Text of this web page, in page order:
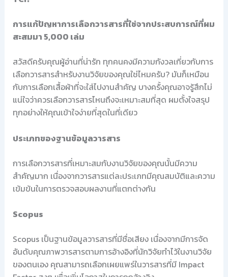
การแก้ปัญหาการเลือกวารสารที่ใช่จากประสบการณ์ที่ผม
สะสมมา 5,000 เล่ม
สวัสดีครับคุณผู้อ่านที่น่ารัก ทุกคนคงมีความกังวลเกี่ยวกับการ
เลือกวารสารสำหรับงานวิจัยของคุณใช่ไหมครับ? มันก็เหมือน
กับการเลือกเสื้อผ้าที่จะใส่ไปงานสำคัญ บางครั้งคุณอาจรู้สึกไม่
แน่ใจว่าควรเลือกวารสารไหนถึงจะเหมาะสมที่สุด ผมตั้งใจสรุป
ทุกอย่างให้คุณเข้าใจง่ายที่สุดในที่เดียว
ประเภทของฐานข้อมูลวารสาร
การเลือกวารสารที่เหมาะสมกับงานวิจัยของคุณนั้นมีความ
สำคัญมาก เนื่องจากวารสารแต่ละประเภทมีคุณสมบัติและความ
เข้มข้นในการตรวจสอบผลงานที่แตกต่างกัน
Scopus
Scopus เป็นฐานข้อมูลวารสารที่มีชื่อเสียง เนื่องจากมีการจัด
อันดับคุณภาพวารสารตามการอ้างอิงที่นักวิจัยทำไว้ในงานวิจัย
ของตนเอง คุณสามารถเลือกเผยแพร่ในวารสารที่มี Impact